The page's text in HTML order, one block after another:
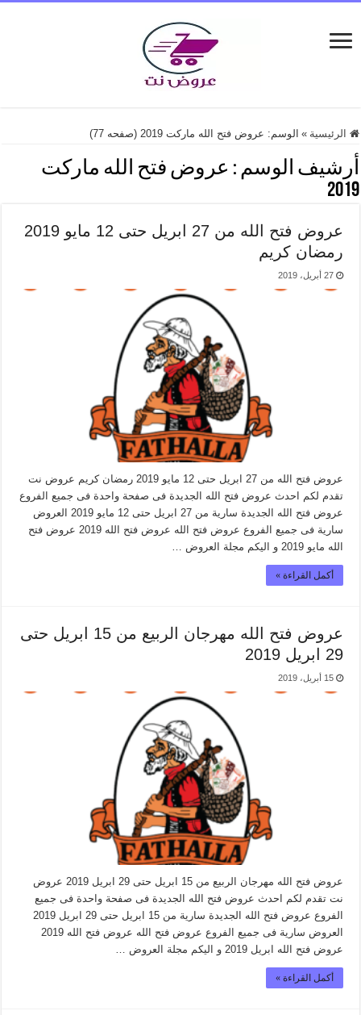
الرئيسية » الوسم: عروض فتح الله ماركت 2019 (صفحه 77)
أرشيف الوسم : عروض فتح الله ماركت
2019
عروض فتح الله من 27 ابريل حتى 12 مايو 2019
رمضان كريم
27 أبريل، 2019
عروض فتح الله من 27 ابريل حتى 12 مايو 2019 رمضان كريم عروض نت
تقدم لكم احدث عروض فتح الله الجديدة فى صفحة واحدة فى جميع الفروع
عروض فتح الله الجديدة سارية من 27 ابريل حتى 12 مايو 2019 العروض
سارية فى جميع الفروع عروض فتح الله عروض فتح الله 2019 عروض فتح
الله مايو 2019 و اليكم مجلة العروض …
أكمل القراءة »
عروض فتح الله مهرجان الربيع من 15 ابريل حتى
29 ابريل 2019
15 أبريل، 2019
عروض فتح الله مهرجان الربيع من 15 ابريل حتى 29 ابريل 2019 عروض
نت تقدم لكم احدث عروض فتح الله الجديدة فى صفحة واحدة فى جميع
الفروع عروض فتح الله الجديدة سارية من 15 ابريل حتى 29 ابريل 2019
العروض سارية فى جميع الفروع عروض فتح الله عروض فتح الله 2019
عروض فتح الله ابريل 2019 و اليكم مجلة العروض …
أكمل القراءة »